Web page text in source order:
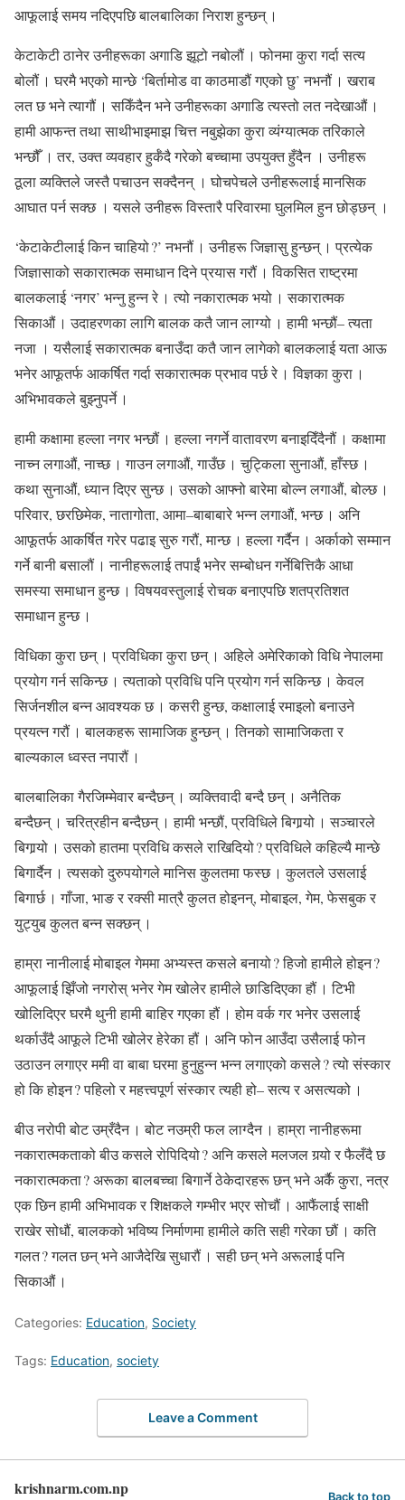
आफूलाई समय नदिएपछि बालबालिका निराश हुन्छन् ।
केटाकेटी ठानेर उनीहरूका अगाडि झूटो नबोलौं । फोनमा कुरा गर्दा सत्य
बोलौं । घरमै भएको मान्छे ‘बिर्तामोड वा काठमाडौं गएको छु’ नभनौं । खराब
लत छ भने त्यागौं । सकिँदैन भने उनीहरूका अगाडि त्यस्तो लत नदेखाऔं ।
हामी आफन्त तथा साथीभाइमाझ चित्त नबुझेका कुरा व्यंग्यात्मक तरिकाले
भन्छौँ । तर, उक्त व्यवहार हुर्कँदै गरेको बच्चामा उपयुक्त हुँदैन । उनीहरू
ठूला व्यक्तिले जस्तै पचाउन सक्दैनन् । घोचपेचले उनीहरूलाई मानसिक
आघात पर्न सक्छ । यसले उनीहरू विस्तारै परिवारमा घुलमिल हुन छोड्छन् ।
‘केटाकेटीलाई किन चाहियो ?’ नभनौं । उनीहरू जिज्ञासु हुन्छन् । प्रत्येक
जिज्ञासाको सकारात्मक समाधान दिने प्रयास गरौं । विकसित राष्ट्रमा
बालकलाई ‘नगर’ भन्नु हुन्न रे । त्यो नकारात्मक भयो । सकारात्मक
सिकाऔं । उदाहरणका लागि बालक कतै जान लाग्यो । हामी भन्छौं– त्यता
नजा । यसैलाई सकारात्मक बनाउँदा कतै जान लागेको बालकलाई यता आऊ
भनेर आफूतर्फ आकर्षित गर्दा सकारात्मक प्रभाव पर्छ रे । विज्ञका कुरा ।
अभिभावकले बुझ्नुपर्ने ।
हामी कक्षामा हल्ला नगर भन्छौं । हल्ला नगर्ने वातावरण बनाइदिँदैनौं । कक्षामा
नाच्न लगाऔं, नाच्छ । गाउन लगाऔं, गाउँछ । चुट्किला सुनाऔं, हाँस्छ ।
कथा सुनाऔं, ध्यान दिएर सुन्छ । उसको आफ्नो बारेमा बोल्न लगाऔं, बोल्छ ।
परिवार, छरछिमेक, नातागोता, आमा–बाबाबारे भन्न लगाऔं, भन्छ । अनि
आफूतर्फ आकर्षित गरेर पढाइ सुरु गरौं, मान्छ । हल्ला गर्दैन । अर्काको सम्मान
गर्ने बानी बसालौं । नानीहरूलाई तपाईं भनेर सम्बोधन गर्नेबित्तिकै आधा
समस्या समाधान हुन्छ । विषयवस्तुलाई रोचक बनाएपछि शतप्रतिशत
समाधान हुन्छ ।
विधिका कुरा छन् । प्रविधिका कुरा छन् । अहिले अमेरिकाको विधि नेपालमा
प्रयोग गर्न सकिन्छ । त्यताको प्रविधि पनि प्रयोग गर्न सकिन्छ । केवल
सिर्जनशील बन्न आवश्यक छ । कसरी हुन्छ, कक्षालाई रमाइलो बनाउने
प्रयत्न गरौं । बालकहरू सामाजिक हुन्छन् । तिनको सामाजिकता र
बाल्यकाल ध्वस्त नपारौं ।
बालबालिका गैरजिम्मेवार बन्दैछन् । व्यक्तिवादी बन्दै छन् । अनैतिक
बन्दैछन् । चरित्रहीन बन्दैछन् । हामी भन्छौं, प्रविधिले बिगार्‍यो । सञ्चारले
बिगार्‍यो । उसको हातमा प्रविधि कसले राखिदियो ? प्रविधिले कहिल्यै मान्छे
बिगार्दैन । त्यसको दुरुपयोगले मानिस कुलतमा फस्छ । कुलतले उसलाई
बिगार्छ । गाँजा, भाङ र रक्सी मात्रै कुलत होइनन्, मोबाइल, गेम, फेसबुक र
युट्युब कुलत बन्न सक्छन् ।
हाम्रा नानीलाई मोबाइल गेममा अभ्यस्त कसले बनायो ? हिजो हामीले होइन ?
आफूलाई झिँजो नगरोस् भनेर गेम खोलेर हामीले छाडिदिएका हौं । टिभी
खोलिदिएर घरमै थुनी हामी बाहिर गएका हौं । होम वर्क गर भनेर उसलाई
थर्काउँदै आफूले टिभी खोलेर हेरेका हौं । अनि फोन आउँदा उसैलाई फोन
उठाउन लगाएर ममी वा बाबा घरमा हुनुहुन्न भन्न लगाएको कसले ? त्यो संस्कार
हो कि होइन ? पहिलो र महत्त्वपूर्ण संस्कार त्यही हो– सत्य र असत्यको ।
बीउ नरोपी बोट उम्रँदैन । बोट नउम्री फल लाग्दैन । हाम्रा नानीहरूमा
नकारात्मकताको बीउ कसले रोपिदियो ? अनि कसले मलजल गर्‍यो र फैलँदै छ
नकारात्मकता ? अरूका बालबच्चा बिगार्ने ठेकेदारहरू छन् भने अर्कै कुरा, नत्र
एक छिन हामी अभिभावक र शिक्षकले गम्भीर भएर सोचौं । आफैंलाई साक्षी
राखेर सोधौं, बालकको भविष्य निर्माणमा हामीले कति सही गरेका छौं । कति
गलत ? गलत छन् भने आजैदेखि सुधारौं । सही छन् भने अरूलाई पनि
सिकाऔं ।
Categories: Education, Society
Tags: Education, society
Leave a Comment
krishnarm.com.np Back to top